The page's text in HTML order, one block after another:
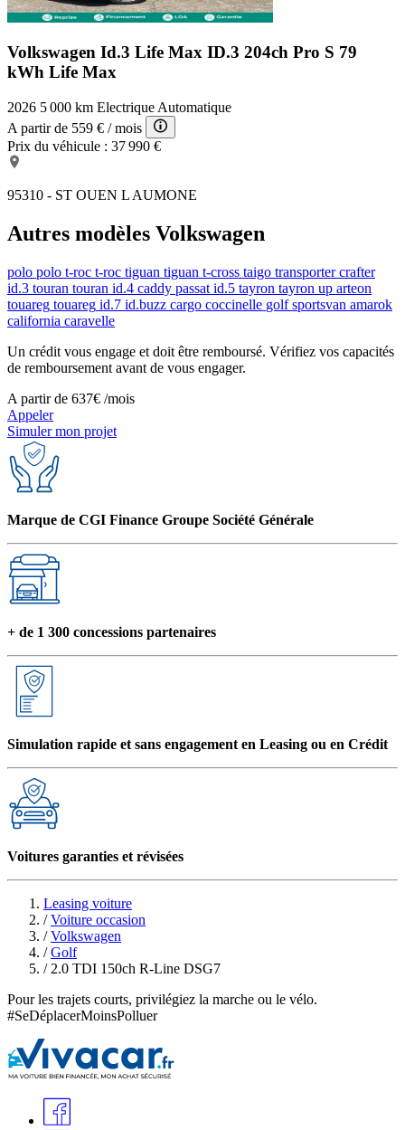
Eclairage d'ambiance
Rétroviseurs électriques
Radar de distance
Eclairage au sol
Eclairage statique d'intersection
Système de sécurité post-collisions
ESP
Lunette arrière surteintée
Système de prévention des collisions
Système d'éclairage intelligent à LED
7 Haut parleurs
Vitres avant électriques
Siège passager réglable en hauteur
Airbags rideaux AR
Compte tours
Guidage pour manoeuvre de stationnement
Antidémarrage électronique
Siège conducteur réglable en hauteur
Porte-gobelets arrière
Airbags rideaux
Follow me home
Gris Urano
Commandes du système audio au volant
Airbags latéraux avant
Fonction MP3
Régulateur de vitesse et de distance
Vitres arrière surteintées
Phares antibrouillard LED
Verrouillage centralisé à distance
Commandes vocales
Volkswagen Id.3 Life Max ID.3 204ch Pro S 79
kWh Life Max
2026 5 000 km Electrique Automatique
A partir de 559 € / mois
Prix du véhicule : 37 990 €
95310 - ST OUEN L AUMONE
Autres modèles Volkswagen
polo polo t-roc t-roc tiguan tiguan t-cross taigo transporter crafter
id.3 touran touran id.4 caddy passat id.5 tayron tayron up arteon
touareg touareg id.7 id.buzz cargo coccinelle golf sportsvan amarok
california caravelle
Un crédit vous engage et doit être remboursé. Vérifiez vos capacités
de remboursement avant de vous engager.
A partir de 637€ /mois
Appeler
Simuler mon projet
Marque de CGI Finance Groupe Société Générale
+ de 1 300 concessions partenaires
Simulation rapide et sans engagement en Leasing ou en Crédit
Voitures garanties et révisées
Leasing voiture
/ Voiture occasion
/ Volkswagen
/ Golf
/ 2.0 TDI 150ch R-Line DSG7
Pour les trajets courts, privilégiez la marche ou le vélo.
#SeDéplacerMoinsPolluer